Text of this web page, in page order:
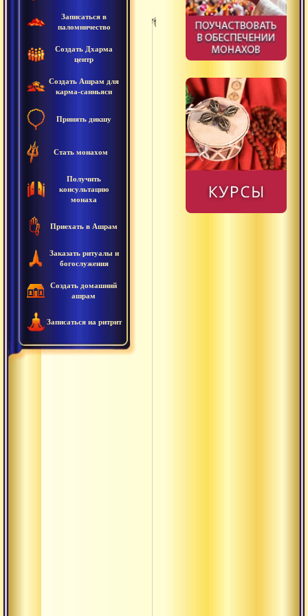
Записаться в
паломничество
Создать Дхарма
центр
Создать Ашрам для
карма-санньяси
Принять дикшу
Стать монахом
Получить
консультацию
монаха
Приехать в Ашрам
Заказать ритуалы и
богослужения
Создать домашний
ашрам
Записаться на ритрит
Адришта
Адхарма
Акала
Акхара
Анади